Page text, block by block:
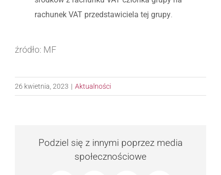
rachunek VAT przedstawiciela tej grupy.
źródło: MF
26 kwietnia, 2023 | Aktualności
Podziel się z innymi poprzez media
społecznościowe